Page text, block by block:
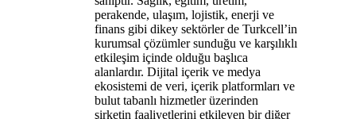
perakende, ulaşım, lojistik, enerji ve
finans gibi dikey sektörler de Turkcell’in
kurumsal çözümler sunduğu ve karşılıklı
etkileşim içinde olduğu başlıca
alanlardır. Dijital içerik ve medya
ekosistemi de veri, içerik platformları ve
bulut tabanlı hizmetler üzerinden
şirketin faaliyetlerini etkileyen bir diğer